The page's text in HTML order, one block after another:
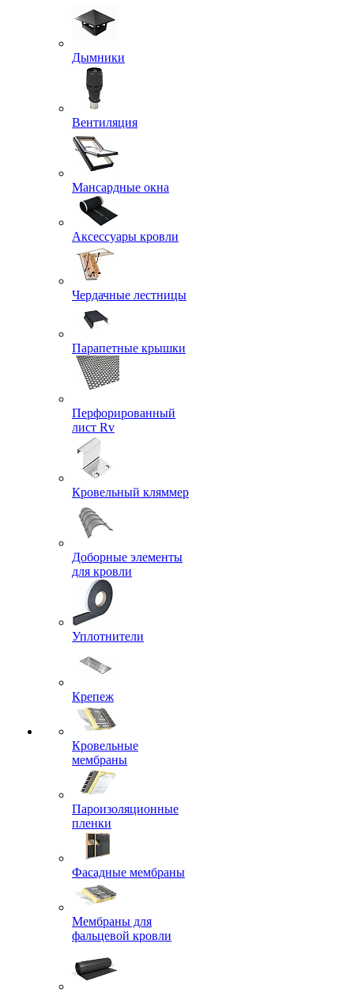
Дымники
Вентиляция
Мансардные окна
Аксессуары кровли
Чердачные лестницы
Парапетные крышки
Перфорированный
лист Rv
Кровельный кляммер
Доборные элементы
для кровли
Уплотнители
Крепеж
Кровельные
мембраны
Пароизоляционные
пленки
Фасадные мембраны
Мембраны для
фальцевой кровли